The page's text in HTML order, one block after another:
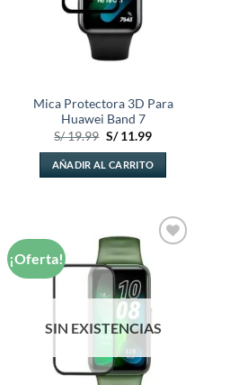
Mica Protectora 3D Para
Huawei Band 7
S/19.99 El
original
era:
S/ 19.99.
S/11.99El
actual
es:
S/ 11.99.
AÑADIR AL CARRITO
¡Oferta!
SIN EXISTENCIAS